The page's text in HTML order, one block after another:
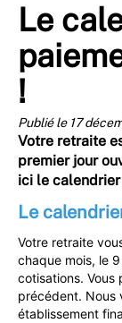
Le
!
Publié le 17
Votre retraite
premier jour
ici le
Le
Votre retraite
chaque mois, le
cotisations. Vous
précédent. Nous
établissement